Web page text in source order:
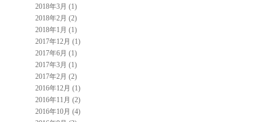
2018年3月 (1)
2018年2月 (2)
2018年1月 (1)
2017年12月 (1)
2017年6月 (1)
2017年3月 (1)
2017年2月 (2)
2016年12月 (1)
2016年11月 (2)
2016年10月 (4)